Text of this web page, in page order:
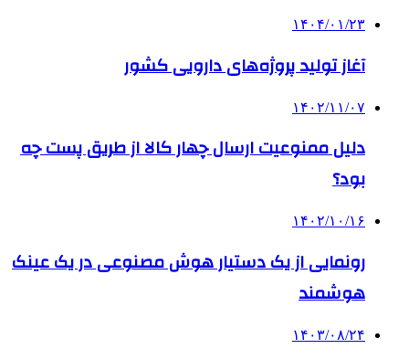
۱۴۰۴/۰۱/۲۳
آغاز تولید پروژه‌های دارویی کشور
۱۴۰۲/۱۱/۰۷
دلیل ممنوعیت ارسال چهار کالا از طریق پست چه
بود؟
۱۴۰۲/۱۰/۱۶
رونمایی از یک دستیار هوش مصنوعی در یک عینک
هوشمند
۱۴۰۳/۰۸/۲۴